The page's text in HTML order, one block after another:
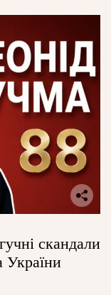
скандали
України